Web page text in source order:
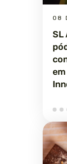
08
SL